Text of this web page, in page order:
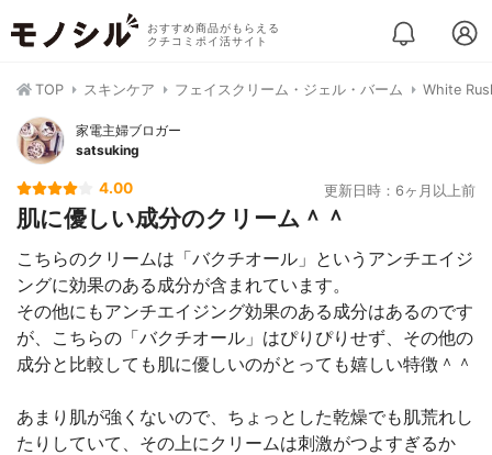
おすすめ商品がもらえる
クチコミポイ活サイト
TOP スキンケア フェイスクリーム・ジェル・バーム White
家電主婦ブロガー
satsuking
4.00 更新日時：6ヶ月以上前
肌に優しい成分のクリーム＾＾
こちらのクリームは「バクチオール」というアンチエイジ
ングに効果のある成分が含まれています。
その他にもアンチエイジング効果のある成分はあるのです
が、こちらの「バクチオール」はぴりぴりせず、その他の
成分と比較しても肌に優しいのがとっても嬉しい特徴＾＾
あまり肌が強くないので、ちょっとした乾燥でも肌荒れし
たりしていて、その上にクリームは刺激がつよすぎるか